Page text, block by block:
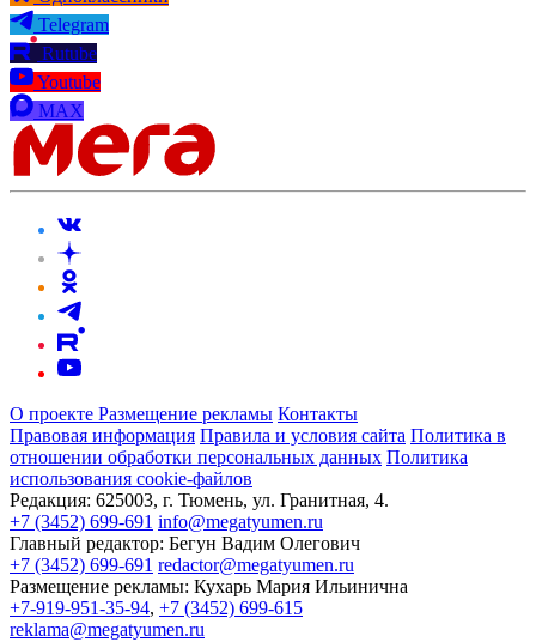
Telegram
Rutube
Youtube
MAX
О проекте Размещение рекламы Контакты
Правовая информация Правила и условия сайта Политика в
отношении обработки персональных данных Политика
использования cookie-файлов
Редакция: 625003, г. Тюмень, ул. Гранитная, 4.
+7 (3452) 699-691 info@megatyumen.ru
Главный редактор: Бегун Вадим Олегович
+7 (3452) 699-691 redactor@megatyumen.ru
Размещение рекламы: Кухарь Мария Ильинична
+7-919-951-35-94, +7 (3452) 699-615
reklama@megatyumen.ru